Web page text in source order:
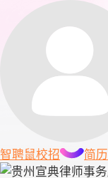
智聘鼠校招 简历